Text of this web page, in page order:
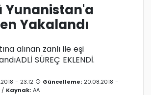
Yunanistan'a
Yakalandı
alınan zanlı ile eşi
SÜREÇ EKLENDİ.
- 23:12 Güncelleme: 20.08.2018 -
/ Kaynak: AA